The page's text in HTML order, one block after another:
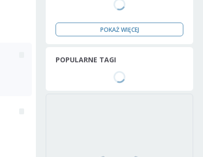
POKAŻ WIĘCEJ
POPULARNE TAGI